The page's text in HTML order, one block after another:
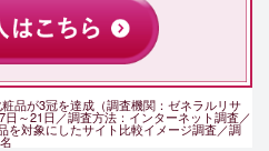
品が3冠を達成（調査機関：ゼネラルリサ
～21日／調査方法：インターネット調査／
を対象にしたサイト比較イメージ調査／調